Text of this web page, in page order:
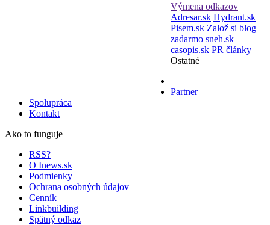
Výmena odkazov
Adresar.sk Hydrant.sk
Pisem.sk Založ si blog
zadarmo sneh.sk
casopis.sk PR články
Ostatné
Partner
Spolupráca
Kontakt
Ako to funguje
RSS?
O Inews.sk
Podmienky
Ochrana osobných údajov
Cenník
Linkbuilding
Spätný odkaz